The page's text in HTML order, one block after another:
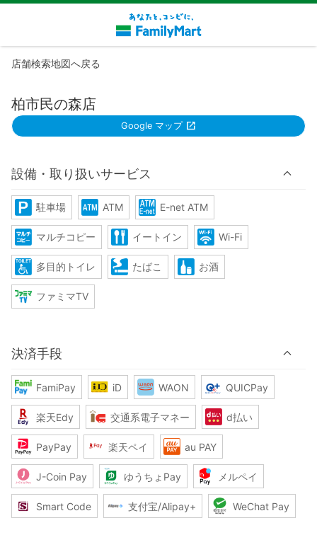
店舗検索地図へ戻る
柏市民の森店
Google マップ
設備・取り扱いサービス
駐車場 ATM E-net ATM
マルチコピー イートイン Wi-Fi
多目的トイレ たばこ お酒
ファミマTV
決済手段
FamiPay iD WAON QUICPay
楽天Edy 交通系電子マネー d払い
PayPay 楽天ペイ au PAY
J-Coin Pay ゆうちょPay メルペイ
Smart Code 支付宝/Alipay+ WeChat Pay